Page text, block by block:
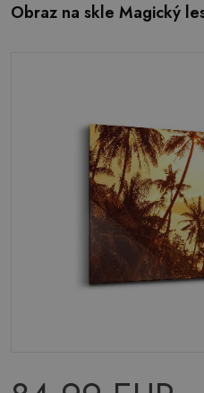
Obraz na skle Magický